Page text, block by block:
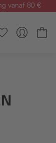
vanaf 80 €